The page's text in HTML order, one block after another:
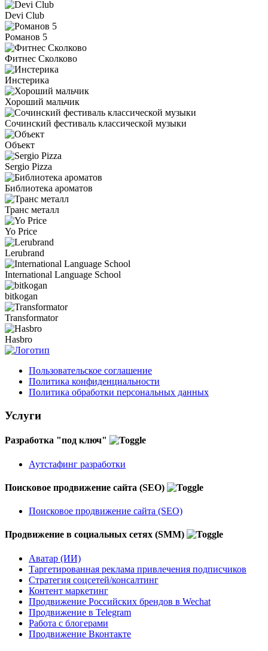
Devi Club
Романов 5
Фитнес Сколково
Инстерика
Хороший мальчик
Сочинский фестиваль классической музыки
Объект
Sergio Pizza
Библиотека ароматов
Транс металл
Yo Price
Lerubrand
International Language School
bitkogan
Transformator
Hasbro
Пользовательское соглашение
Политика конфиденциальности
Политика обработки персональных данных
Услуги
Разработка "под ключ"
Аутстафинг разработки
Поисковое продвижение сайта (SEO)
Поисковое продвижение сайта (SEO)
Продвижение в социальных сетях (SMM)
Аватар (ИИ)
Таргетированная реклама привлечения подписчиков
Стратегия соцсетей/консалтинг
Контент маркетинг
Продвижение Российских брендов в Wechat
Продвижение в Telegram
Работа с блогерами
Продвижение Вконтакте